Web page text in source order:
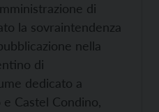
di
la sovraintendenza
nella
di
dedicato a
Castel Condino,